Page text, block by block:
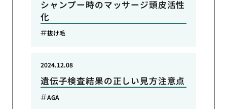
シャンプー時のマッサージ頭皮活性
化
抜け毛
遺伝子検査結果の正しい見方注意点
2024.12.08
AGA